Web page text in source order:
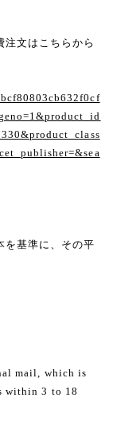
文はこちらから
基準に、その平
mail, which is
within 3 to 18